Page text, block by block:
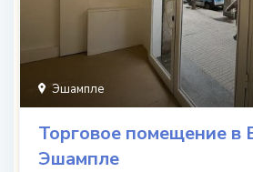
Эшампле
Торговое помещение в
Эшампле